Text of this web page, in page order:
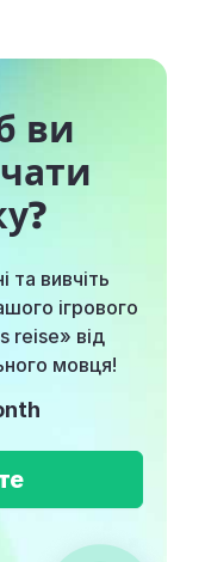
ви
та вивчіть
ігрового
reise» від
мовця!